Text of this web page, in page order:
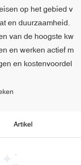
op het gebied v
en duurzaamheid.
van de hoogste kw
en werken actief m
en kostenvoordel
Artikel